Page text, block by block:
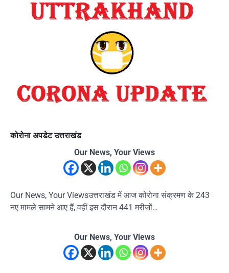
कोरोना अपडेट उत्तराखंड
Our News, Your Views
Our News, Your Viewsउत्तराखंड में आज कोरोना संक्रमण के 243
नए मामले सामने आए हैं, वहीं इस दौरान 441 मरीजों…
Our News, Your Views